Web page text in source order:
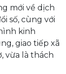
mới về dịch
số, cùng với
kinh
giao tiếp xã
vừa là thách